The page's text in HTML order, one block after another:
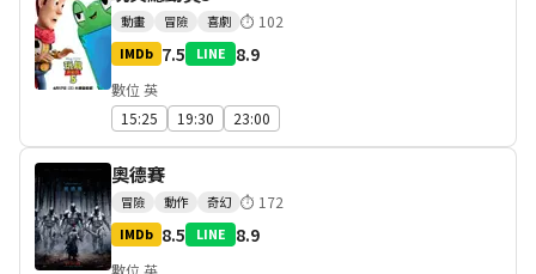
動畫 冒險 喜劇 ⏱ 102
IMDb 7.5 LINE 8.9
數位 英
15:25
19:30 23:00
奧德賽
冒險 動作 奇幻 ⏱ 172
IMDb 8.5 LINE 8.9
數位 英